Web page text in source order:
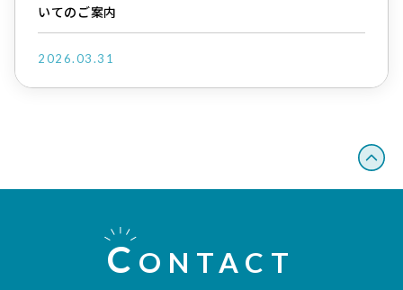
いてのご案内
2026.03.31
C ONTACT